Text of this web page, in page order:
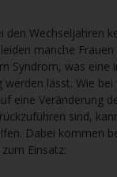
den Wechseljahren
manche
Syndrom, was eine
lässt. Wie bei
eine Veränderung
sind,
Dabei kommen
Einsatz: